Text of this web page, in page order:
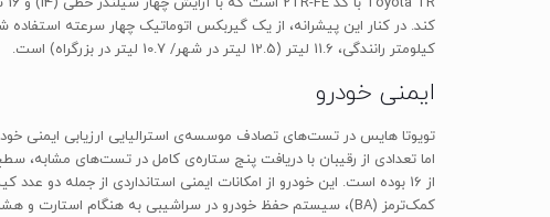
کیلومتر رانندگی، 11.6 لیتر (12.5 لیتر در شهر/ 10.7 لیتر در بزرگراه) است.
ایمنی خودرو
کمک‌ترمز (BA)، سیستم حفظ خودرو در سراشیبی به هنگام استارت و هشدار توقف اضطراری برخوردار است.